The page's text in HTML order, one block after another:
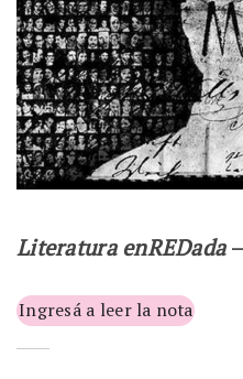
Literatura enREDada
Ingresá a leer la nota